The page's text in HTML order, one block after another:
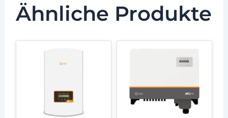
Ähnliche Produkte